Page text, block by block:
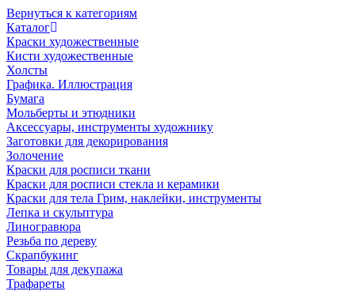
Вернуться к категориям
Каталог
Краски художественные
Кисти художественные
Холсты
Графика. Иллюстрация
Бумага
Мольберты и этюдники
Аксессуары, инструменты художнику
Заготовки для декорирования
Золочение
Краски для росписи ткани
Краски для росписи стекла и керамики
Краски для тела Грим, наклейки, инструменты
Лепка и скульптура
Линогравюра
Резьба по дереву
Скрапбукинг
Товары для декупажа
Трафареты